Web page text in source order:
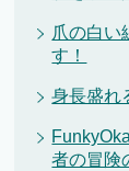
爪の白い
す！
身長盛れ
者の冒険